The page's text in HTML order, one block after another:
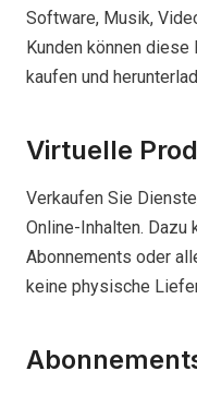
Software, Musik,
Kunden können
kaufen und
Virtuelle
Verkaufen Sie
Online-Inhalten. Dazu
Abonnements oder
keine physische